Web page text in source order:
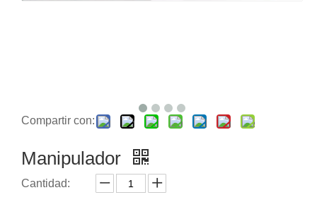
Compartir con:
Manipulador
Cantidad: